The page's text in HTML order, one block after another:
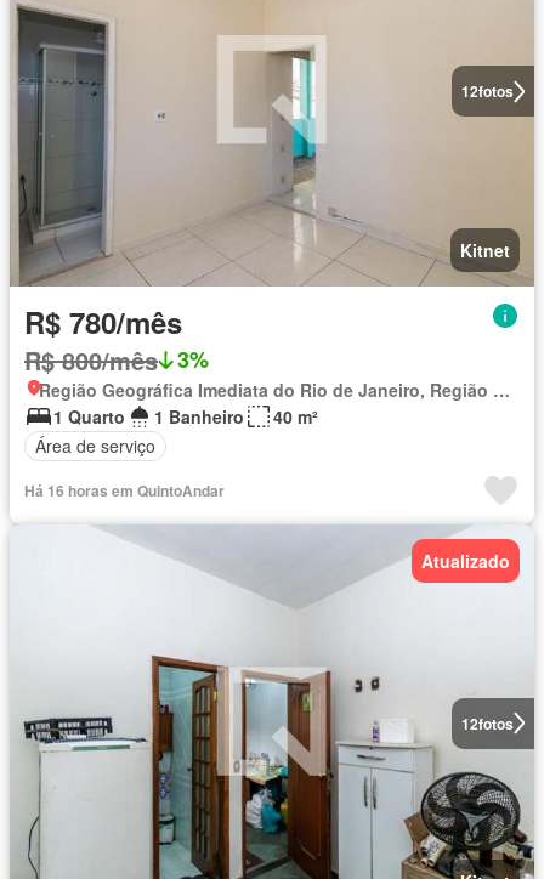
12fotos
Kitnet
R$ 780/mês
R$ 800/mês 3%
Região Geográfica Imediata do Rio de Janeiro, Região Metropolitana do Rio de Janeiro
1 Quarto
1 Banheiro
40 m²
Área de serviço
Há 16 horas em QuintoAndar
12fotos
Atualizado